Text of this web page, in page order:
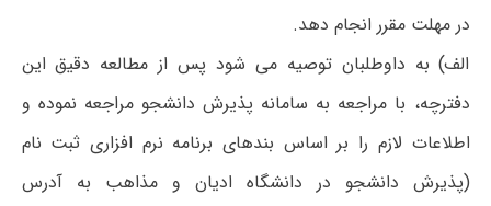
در مهلت مقرر انجام دهد.
الف) به داوطلبان توصیه می شود پس از مطالعه دقیق این
دفترچه، با مراجعه به سامانه پذیرش دانشجو مراجعه نموده و
اطلاعات لازم را بر اساس بندهای برنامه نرم افزاری ثبت نام
(پذیرش دانشجو در دانشگاه ادیان و مذاهب به آدرس